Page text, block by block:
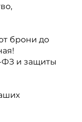
брони до
ФЗ и защиты